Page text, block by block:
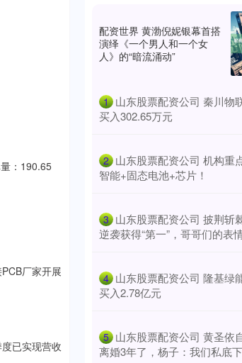
：190.65
厂家开展
已实现营收
配资世界 黄渤倪妮银幕首搭
演绎《一个男人和一个女
人》的“暗流涌动”
1 山东股票配资公司 秦川物
买入302.65万元
2 山东股票配资公司 机构重
智能+固态电池+芯片！
3 山东股票配资公司 披荆斩
逆袭获得“第一”，哥哥们的表
4 山东股票配资公司 隆基绿
买入2.78亿元
5 山东股票配资公司 黄圣依
离婚3年了，杨子：我们私底